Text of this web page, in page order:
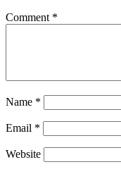
Comment *
Name *
Email *
Website